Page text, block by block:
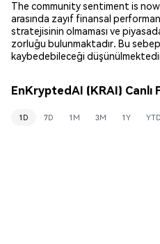
The community sentiment is now
arasında zayıf finansal
stratejisinin olmaması ve
zorluğu bulunmaktadır. Bu
kaybedebileceği
EnKryptedAI (KRAI) Canlı
1D 7D 1M 3M 1Y YTD